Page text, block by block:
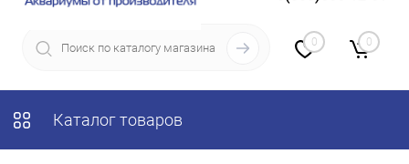
0 0
Каталог товаров